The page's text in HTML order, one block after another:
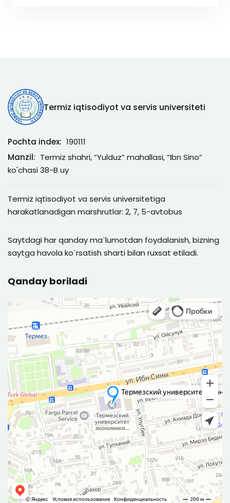
Termiz iqtisodiyot va servis universiteti
Pochta index: 190111
Manzil: Termiz shahri, “Yulduz” mahallasi, “Ibn Sino”
ko'chasi 38-B uy
Termiz iqtisodiyot va servis universitetiga
harakatlanadigan marshrutlar: 2, 7, 5-avtobus
Saytdagi har qanday ma`lumotdan foydalanish, bizning
saytga havola ko`rsatish sharti bilan ruxsat etiladi.
Qanday boriladi